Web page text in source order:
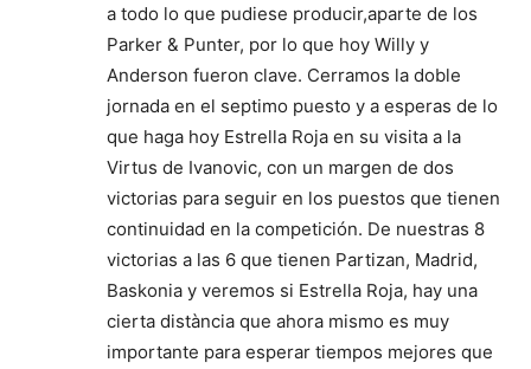
a todo lo que pudiese producir,aparte de los
Parker & Punter, por lo que hoy Willy y
Anderson fueron clave. Cerramos la doble
jornada en el septimo puesto y a esperas de lo
que haga hoy Estrella Roja en su visita a la
Virtus de Ivanovic, con un margen de dos
victorias para seguir en los puestos que tienen
continuidad en la competición. De nuestras 8
victorias a las 6 que tienen Partizan, Madrid,
Baskonia y veremos si Estrella Roja, hay una
cierta distància que ahora mismo es muy
importante para esperar tiempos mejores que